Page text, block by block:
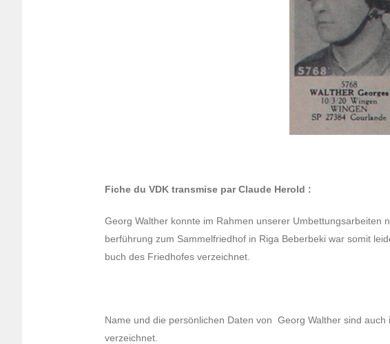
Fiche du VDK trans­mise par Claude Herold :
Georg Walther konnte im Rahmen unse­rer Umbet­tungs­ar­bei­ten
berfüh­rung zum Sammel­fried­hof in Riga Beber­beki war somit
buch des Fried­hofes verzeich­net.
Name und die persön­li­chen Daten von Georg Walther sind
verzeich­net.